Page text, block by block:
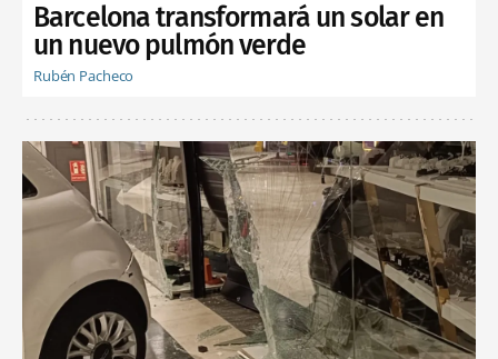
Barcelona transformará un solar en
un nuevo pulmón verde
Rubén Pacheco